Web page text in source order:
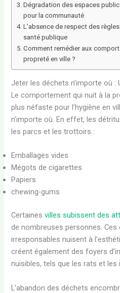
Dégradation des espaces
pour la communauté
L’absence de respect des
santé publique
Comment remédier aux
propreté en ville ?
Jeter les déchets n’importe où
Le comportement qui nuit à la
plus néfaste pour l’hygiène en
n’importe où. En effet, les
les parcs et les trottoirs :
Emballages vides
Mégots de cigarettes
Papiers
chewing-gums
Certainesvilles subissent des
de nombreuses personnes.
irresponsables nuisent à
créent également des foyers
nuisibles, tels que les rats et les
L’abandon des déchets